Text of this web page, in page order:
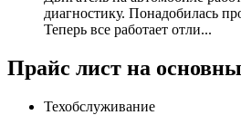
диагностику. Понадобилась
Теперь все работает отли...
Прайс лист на
Техобслуживание